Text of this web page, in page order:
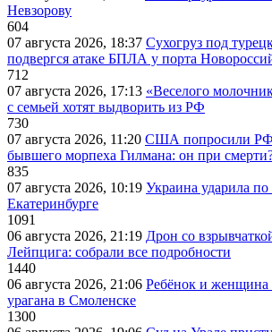
Невзорову
604
07 августа 2026, 18:37 Сухогруз под
подвергся атаке БПЛА у порта
712
07 августа 2026, 17:13 «Веселого
с семьей хотят выдворить из РФ
730
07 августа 2026, 11:20 США попросили РФ
бывшего морпеха Гилмана: он при
835
07 августа 2026, 10:19 Украина ударила по
Екатеринбурге
1091
06 августа 2026, 21:19 Дрон со
Лейпцига: собрали все подробности
1440
06 августа 2026, 21:06 Ребёнок и женщина
урагана в Смоленске
1300